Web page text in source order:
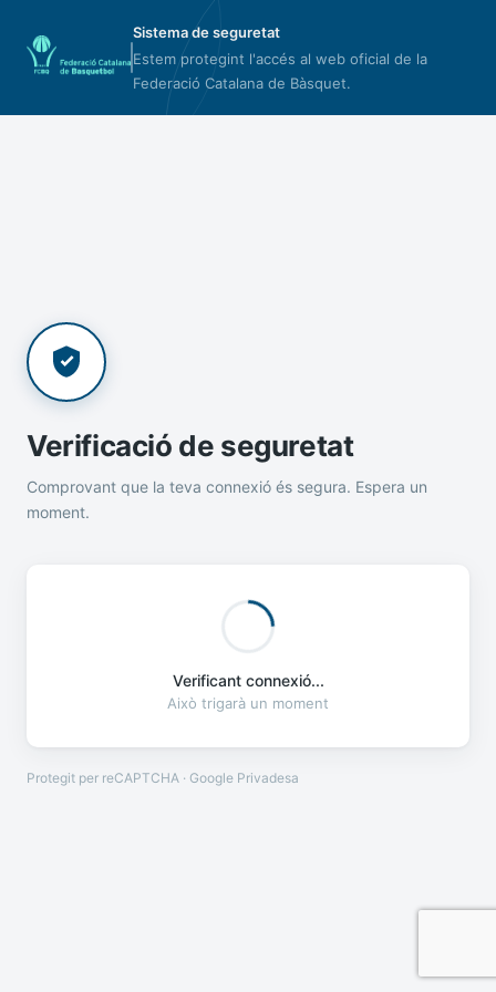
Sistema de seguretat
Estem protegint l'accés al web oficial de la
Federació Catalana de Bàsquet.
Verificació de seguretat
Comprovant que la teva connexió és segura. Espera un
moment.
Verificant connexió...
Això trigarà un moment
Protegit per reCAPTCHA · Google Privadesa